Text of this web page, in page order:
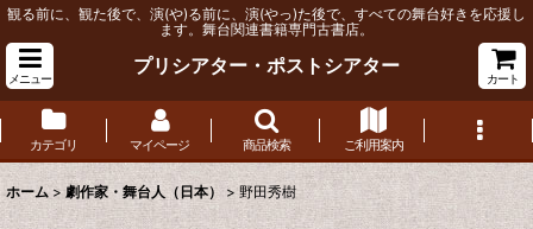
観る前に、観た後で、演(や)る前に、演(やっ)た後で、すべての舞台好きを応援し
ます。舞台関連書籍専門古書店。
メニュー
プリシアター・ポストシアター
カート
カテゴリ マイページ 商品検索 ご利用案内
ホーム > 劇作家・舞台人（日本） > 野田秀樹